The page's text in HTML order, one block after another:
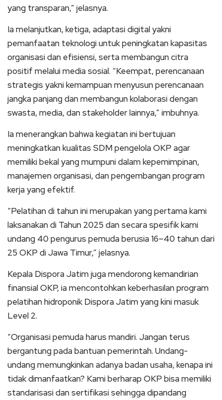
yang transparan,” jelasnya.
Ia melanjutkan, ketiga, adaptasi digital yakni
pemanfaatan teknologi untuk peningkatan kapasitas
organisasi dan efisiensi, serta membangun citra
positif melalui media sosial. “Keempat, perencanaan
strategis yakni kemampuan menyusun perencanaan
jangka panjang dan membangun kolaborasi dengan
swasta, media, dan stakeholder lainnya,” imbuhnya.
Ia menerangkan bahwa kegiatan ini bertujuan
meningkatkan kualitas SDM pengelola OKP agar
memiliki bekal yang mumpuni dalam kepemimpinan,
manajemen organisasi, dan pengembangan program
kerja yang efektif.
“Pelatihan di tahun ini merupakan yang pertama kami
laksanakan di Tahun 2025 dan secara spesifik kami
undang 40 pengurus pemuda berusia 16–40 tahun dari
25 OKP di Jawa Timur,” jelasnya.
Kepala Dispora Jatim juga mendorong kemandirian
finansial OKP, ia mencontohkan keberhasilan program
pelatihan hidroponik Dispora Jatim yang kini masuk
Level 2.
“Organisasi pemuda harus mandiri. Jangan terus
bergantung pada bantuan pemerintah. Undang-
undang memungkinkan adanya badan usaha, kenapa ini
tidak dimanfaatkan? Kami berharap OKP bisa memiliki
standarisasi dan sertifikasi sehingga dipandang